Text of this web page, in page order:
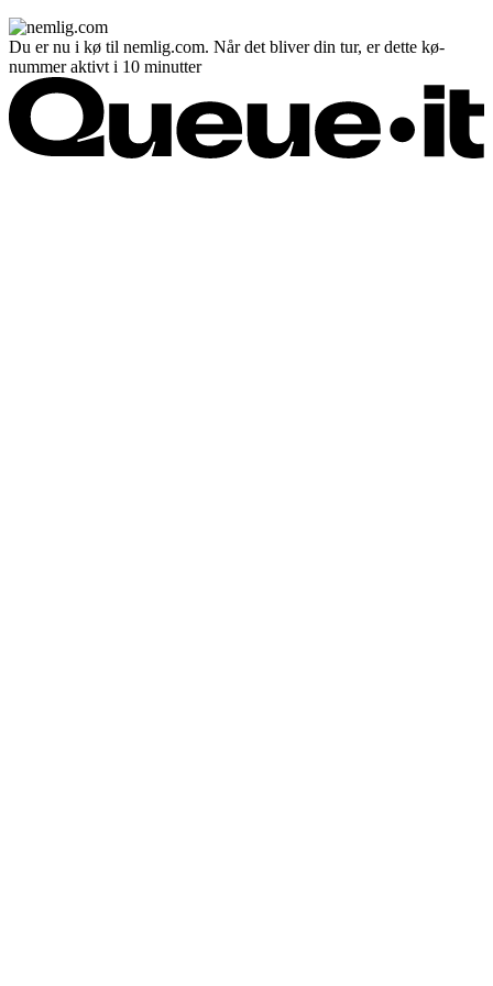
Du er nu i kø til nemlig.com. Når det bliver din tur, er dette kø-
nummer aktivt i 10 minutter